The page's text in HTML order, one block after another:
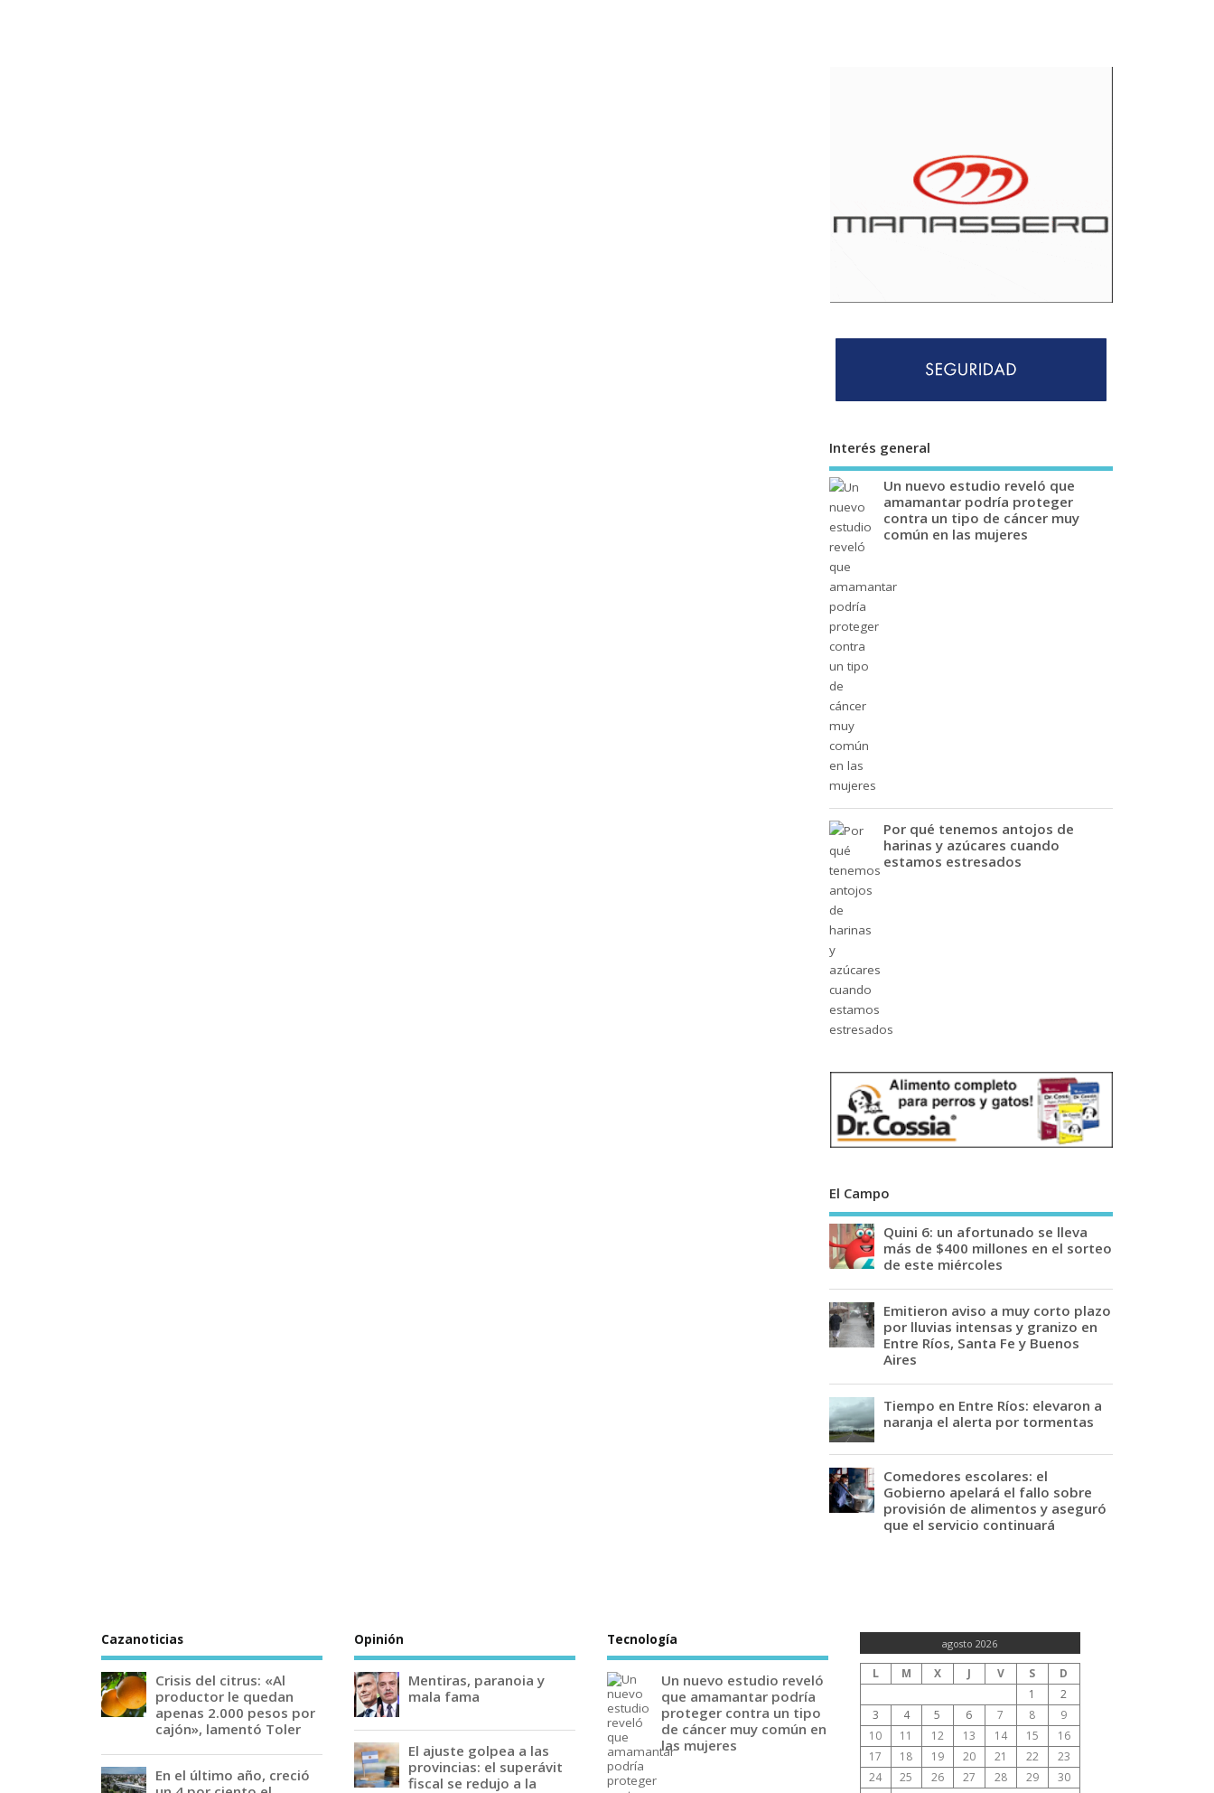
Interés general
Un nuevo estudio reveló que
amamantar podría proteger
contra un tipo de cáncer muy
común en las mujeres
Por qué tenemos antojos de
harinas y azúcares cuando
estamos estresados
El Campo
Quini 6: un afortunado se lleva
más de $400 millones en el sorteo
de este miércoles
Emitieron aviso a muy corto plazo
por lluvias intensas y granizo en
Entre Ríos, Santa Fe y Buenos
Aires
Tiempo en Entre Ríos: elevaron a
naranja el alerta por tormentas
Comedores escolares: el
Gobierno apelará el fallo sobre
provisión de alimentos y aseguró
que el servicio continuará
Cazanoticias
Crisis del citrus: «Al
productor le quedan
apenas 2.000 pesos por
cajón», lamentó Toler
En el último año, creció
Opinión
Mentiras, paranoia y
mala fama
El ajuste golpea a las
provincias: el superávit
fiscal se redujo a la
Tecnología
Un nuevo estudio reveló
que amamantar podría
proteger contra un tipo
de cáncer muy común en
las mujeres
agosto 2026
L M X J V S
D
1
2
3
4 5 6 7 8
9
10
11 12 13 14 15
16
17
18 19 20 21 22
23
24
25 26 27 28 29
30